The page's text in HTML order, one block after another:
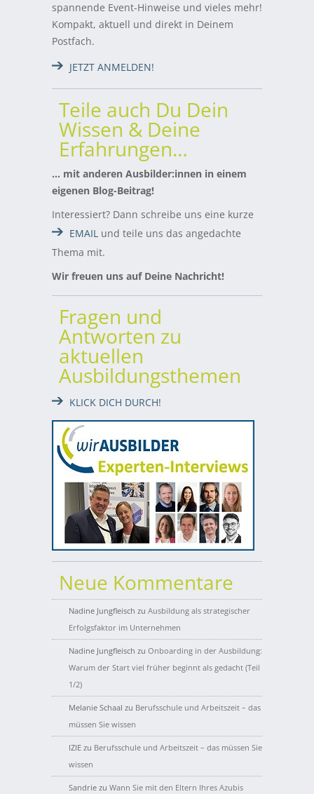
spannende Event-Hinweise und vieles mehr!
Kompakt, aktuell und direkt in Deinem
Postfach.
JETZT ANMELDEN!
Teile auch Du Dein
Wissen & Deine
Erfahrungen…
… mit anderen Ausbilder:innen in einem
eigenen Blog-Beitrag!
Interessiert? Dann schreibe uns eine kurze
EMAIL und teile uns das angedachte
Thema mit.
Wir freuen uns auf Deine Nachricht!
Fragen und
Antworten zu
aktuellen
Ausbildungsthemen
KLICK DICH DURCH!
Neue Kommentare
Nadine Jungfleisch zu Ausbildung als strategischer
Erfolgsfaktor im Unternehmen
Nadine Jungfleisch zu Onboarding in der Ausbildung:
Warum der Start viel früher beginnt als gedacht (Teil
1/2)
Melanie Schaal zu Berufsschule und Arbeitszeit – das
müssen Sie wissen
IZIE zu Berufsschule und Arbeitszeit – das müssen Sie
wissen
Sandrie zu Wann Sie mit den Eltern Ihres Azubis